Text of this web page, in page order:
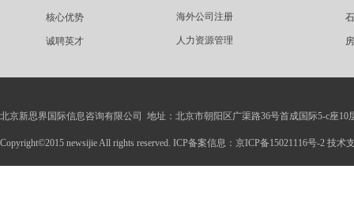
核心优势
诚聘英才
海外公司注册
人力资源管理
北京新思界国际信息咨询有限公司 地址：北京市朝阳区广渠路36号首成国际5-c座10
Copyright©2015 newsijie All rights reserved. ICP备案信息：京ICP备15021116号-2 技术